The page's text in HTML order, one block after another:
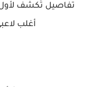
تفاصيل تُكشف لأول
أغلب